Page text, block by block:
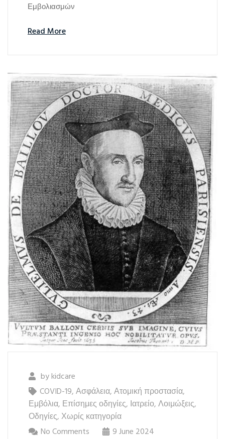
Εμβολιασμών
Read More
bykidcare
COVID-19,Ασφάλεια,Ατομική προστασία,
Εμβόλια, Επίσημες οδηγίες, Ιατρείο,Λοιμώξεις,
Οδηγίες,Χωρίς κατηγορία
No Comments
9 June 2024